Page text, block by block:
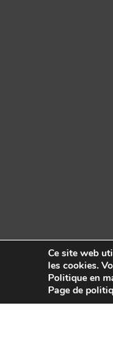
Copyright ©
Ce site web
les cookies.
Politique en
Page de